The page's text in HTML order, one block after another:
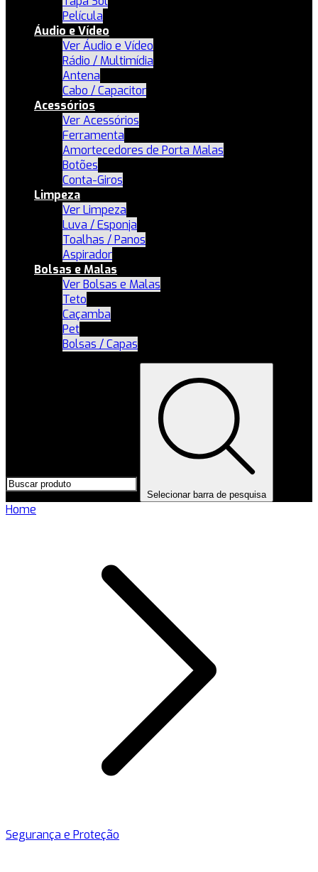
Película
Áudio e Vídeo
Ver Áudio e Vídeo
Rádio / Multimídia
Antena
Cabo / Capacitor
Acessórios
Ver Acessórios
Ferramenta
Amortecedores de Porta Malas
Botões
Conta-Giros
Limpeza
Ver Limpeza
Luva / Esponja
Toalhas / Panos
Aspirador
Bolsas e Malas
Ver Bolsas e Malas
Teto
Caçamba
Pet
Bolsas / Capas
Selecionar barra de pesquisa
Home
Segurança e Proteção